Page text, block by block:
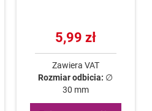
5,99 zł
Zawiera VAT
Rozmiar odbicia: ∅
30 mm